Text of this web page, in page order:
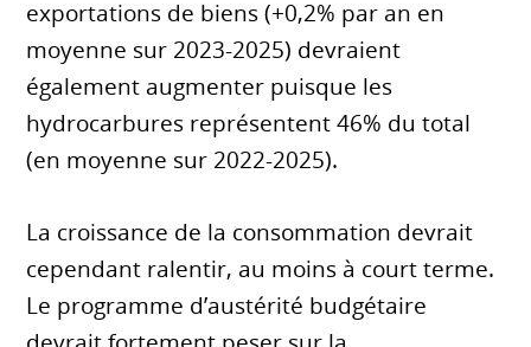
exportations de biens (+0,2% par an en
moyenne sur 2023-2025) devraient
également augmenter puisque les
hydrocarbures représentent 46% du total
(en moyenne sur 2022-2025).
La croissance de la consommation devrait
cependant ralentir, au moins à court terme.
Le programme d’austérité budgétaire